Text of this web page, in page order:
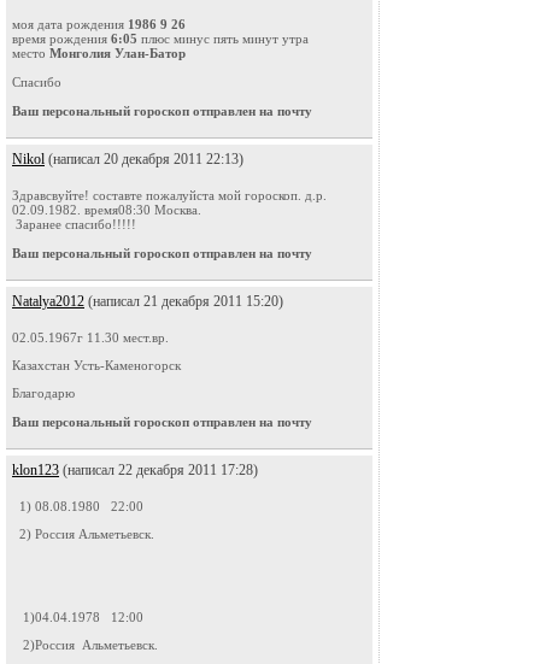
моя дата рождения 1986 9 26
время рождения 6:05 плюс минус пять минут утра
место Монголия Улан-Батор
Спасибо
Ваш персональный гороскоп отправлен на почту
Nikol (написал 20 декабря 2011 22:13)
Здравсвуйте! составте пожалуйста мой гороскоп. д.р.
02.09.1982. время08:30 Москва.
Заранее спасибо!!!!!
Ваш персональный гороскоп отправлен на почту
Natalya2012 (написал 21 декабря 2011 15:20)
02.05.1967г 11.30 мест.вр.
Казахстан Усть-Каменогорск
Благодарю
Ваш персональный гороскоп отправлен на почту
klon123 (написал 22 декабря 2011 17:28)
1) 08.08.1980 22:00
2) Россия Альметьевск.
1)04.04.1978 12:00
2)Россия Альметьевск.